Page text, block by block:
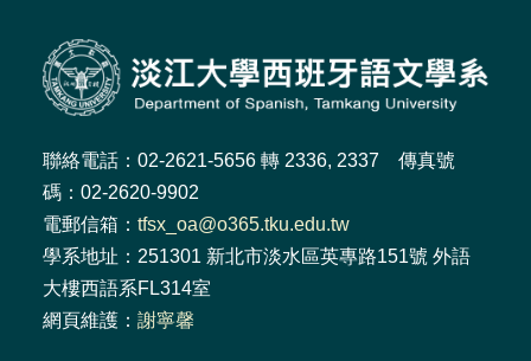
聯絡電話：02-2621-5656 轉 2336, 2337 傳真號
碼：02-2620-9902
電郵信箱： tfsx_oa@o365.tku.edu.tw
學系地址：251301 新北市淡水區英專路151號 外語
大樓西語系FL314室
網頁維護： 謝寧馨